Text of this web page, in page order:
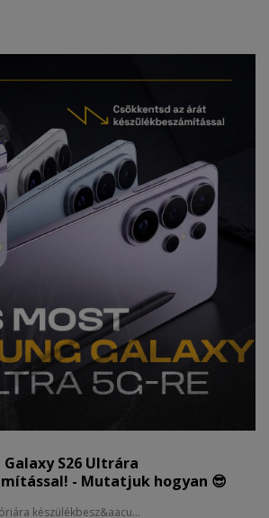
S26 Ultrára
- Mutatjuk hogyan 😎
készülékbesz&aacu...